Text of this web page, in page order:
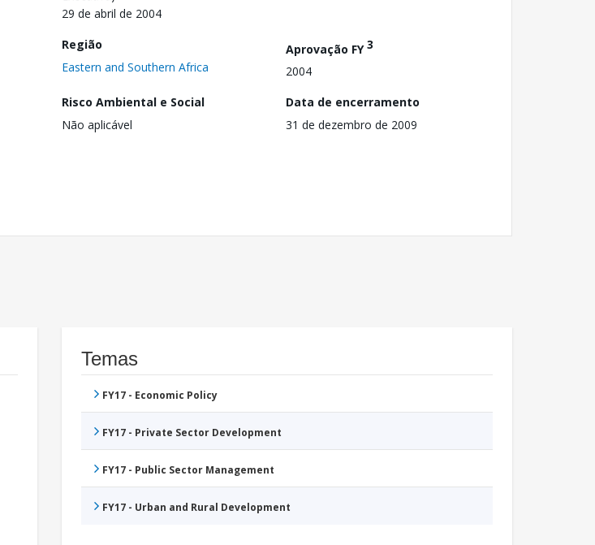
29 de abril de 2004
Região
Eastern and Southern Africa
Aprovação FY3
2004
Risco Ambiental e Social
Não aplicável
Data de encerramento
31 de dezembro de 2009
Temas
FY17 - Economic Policy
FY17 - Private Sector Development
FY17 - Public Sector Management
FY17 - Urban and Rural Development